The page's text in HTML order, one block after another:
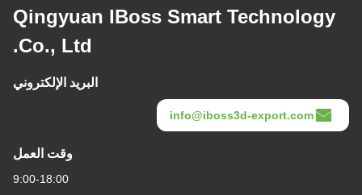
Qingyuan IBoss Smart Technology
Co., Ltd.
البريد الإلكتروني
info@iboss3d-export.com
وقت العمل
9:00-18:00